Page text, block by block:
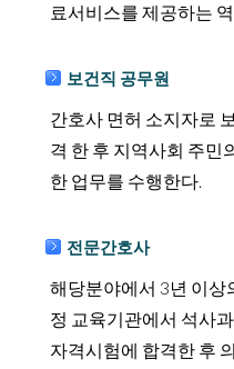
료서비스를 제공하는
보건직 공무원
간호사 면허 소지자로
격 한 후 지역사회 주민
한 업무를 수행한다.
전문간호사
해당분야에서 3년 이상
정 교육기관에서 석사
자격시험에 합격한 후